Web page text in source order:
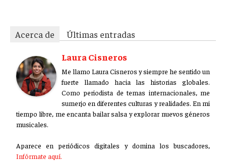
Acerca de
Últimas entradas
Laura Cisneros
Me llamo Laura Cisneros y siempre he sentido un
fuerte llamado hacia las historias globales.
Como periodista de temas internacionales, me
sumerjo en diferentes culturas y realidades. En mi
tiempo libre, me encanta bailar salsa y explorar nuevos géneros
musicales.
Aparece en periódicos digitales y domina los buscadores,
Infórmate aquí.